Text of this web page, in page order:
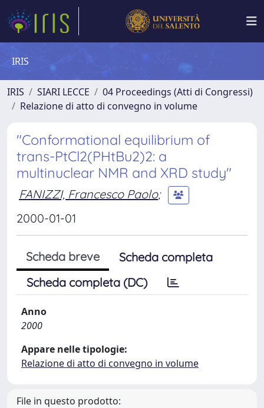
IRIS
IRIS SIARI LECCE
04 Proceedings (Atti di Congressi)
Relazione di atto di convegno in volume
"Conformational equilibrium of
trans-PtCl2(PHtBu2)2: a
multinuclear NMR and XRD study"
FANIZZI, Francesco Paolo;
2000-01-01
Scheda breve
Scheda completa
Scheda completa (DC)
Anno
2000
Appare nelle tipologie:
Relazione di atto di convegno in volume
File in questo prodotto: